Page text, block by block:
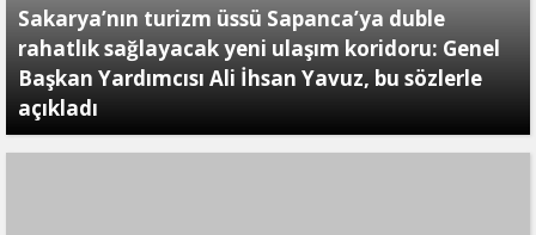
Sakarya’nın turizm üssü Sapanca’ya duble
rahatlık sağlayacak yeni ulaşım koridoru: Genel
Başkan Yardımcısı Ali İhsan Yavuz, bu sözlerle
açıkladı